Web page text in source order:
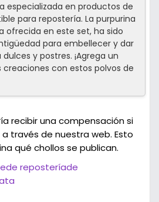
especializada en productos de
para repostería. La purpurina
ofrecida en este set, ha sido
para embellecer y dar
y postres. ¡Agrega un
con estos polvos de
recibir una compensación si
través de nuestra web. Esto
qué chollos se publican.
de reposteríade